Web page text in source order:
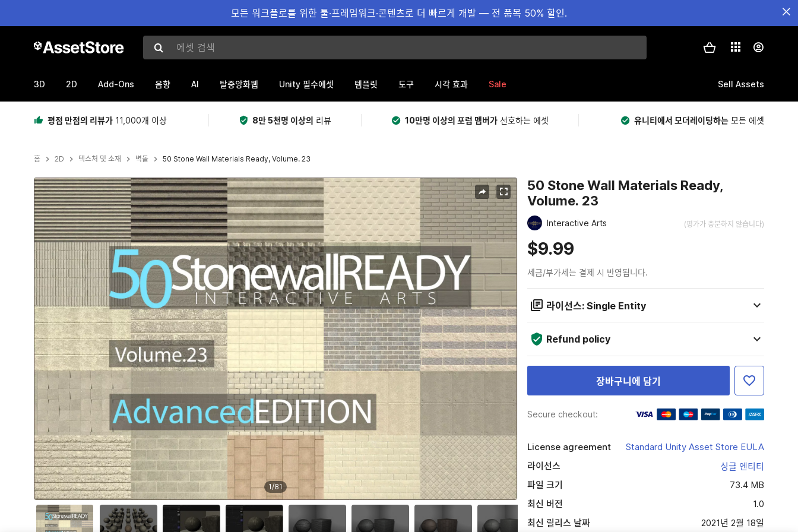
모든 워크플로를 위한 툴·프레임워크·콘텐츠로 더 빠르게 개발 — 전 품목 50% 할인.
에셋 검색
3D 2D Add-Ons 음향 AI 탈중앙화웹 Unity 필수에셋 템플릿 도구 시각 효과 Sale Sell Assets
평점 만점의 리뷰가 11,000개 이상 8만 5천명 이상의 리뷰 10만명 이상의 포럼 멤버가 선호하는 에셋 유니티에서 모더레이팅하는 모든 에셋
홈 2D 텍스처 및 소재 벽돌 50 Stone Wall Materials Ready, Volume. 23
현재 슬라이드: 1 / 81
1/81
50 Stone Wall Materials Ready,
Volume. 23
Interactive Arts (평가가 충분하지 않습니다)
$9.99
세금/부가세는 결제 시 반영됩니다.
라이선스: Single Entity
Refund policy
장바구니에 담기
Secure checkout:
License agreement
Standard Unity Asset Store EULA
라이선스
싱글 엔티티
파일 크기
73.4 MB
최신 버전
1.0
최신 릴리스 날짜
2021년 2월 18일